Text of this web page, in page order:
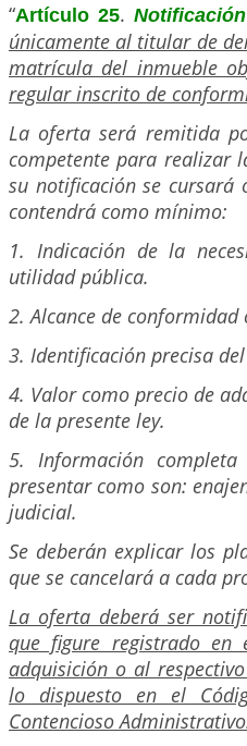
“Artículo 25.
únicamente al titular de
matrícula del inmueble
regular inscrito de
La oferta será remitida
competente para realizar
su notificación se
contendrá como mínimo:
1. Indicación de la
utilidad pública.
2. Alcance de
3. Identificación precisa
4. Valor como precio de
de la presente ley.
5. Información
presentar como son:
judicial.
Se deberán explicar los
que se cancelará a cada
La oferta deberá ser
que figure registrado
adquisición o al
lo dispuesto en el
Contencioso